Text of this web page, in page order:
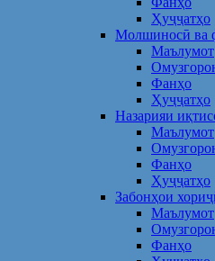
Ҳуҷҷатҳо
Молшиносӣ ва
Маълумот
Фанҳо
Ҳуҷҷатҳо
Назарияи
Маълумот
Фанҳо
Ҳуҷҷатҳо
Забонҳои
Маълумот
Фанҳо